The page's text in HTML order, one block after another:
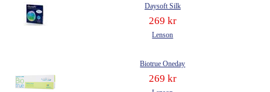
Daysoft Silk
269 kr
Lenson
Biotrue Oneday
269 kr